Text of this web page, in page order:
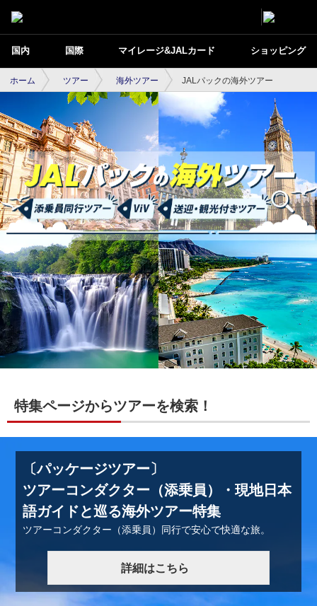
国内 国際 マイレージ&JALカード ショッピング
ホーム ツアー 海外ツアー JALパックの海外ツアー
特集ページからツアーを検索！
〔パッケージツアー〕
ツアーコンダクター（添乗員）・現地日本
語ガイドと巡る海外ツアー特集
ツアーコンダクター（添乗員）同行で安心で快適な旅。
詳細はこちら